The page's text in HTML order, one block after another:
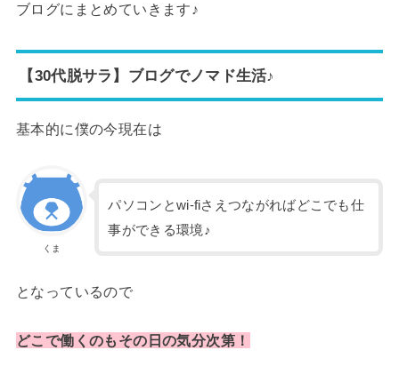
ブログにまとめていきます♪
【30代脱サラ】ブログでノマド生活♪
基本的に僕の今現在は
くま
パソコンとwi-fiさえつながればどこでも仕
事ができる環境♪
となっているので
どこで働くのもその日の気分次第！